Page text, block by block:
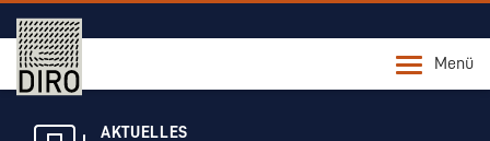
Menü
AKTUELLES